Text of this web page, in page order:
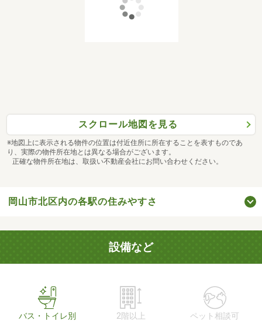
スクロール地図を見る
※地図上に表示される物件の位置は付近住所に所在することを表すものであ
り、実際の物件所在地とは異なる場合がございます。
正確な物件所在地は、取扱い不動産会社にお問い合わせください。
岡山市北区内の各駅の住みやすさ
設備など
バス・トイレ別 2階以上 ペット相談可